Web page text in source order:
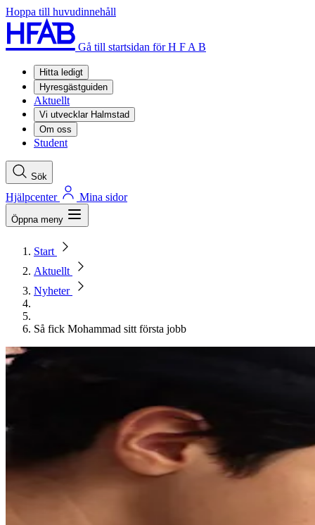
Hoppa till huvudinnehåll
Gå till startsidan för H F A B
Hitta ledigt
Hyresgästguiden
Aktuellt
Vi utvecklar Halmstad
Om oss
Student
Sök
Hjälpcenter Mina sidor
Öppna meny
Start
Aktuellt
Nyheter
Så fick Mohammad sitt första jobb